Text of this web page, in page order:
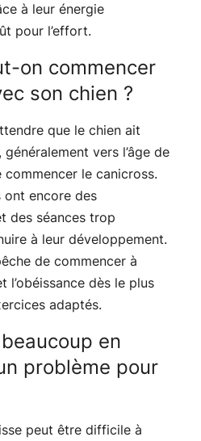
à leur énergie
pour l’effort.
on commencer
son chien ?
que le chien ait
vers l’âge de
commencer le canicross.
ont encore des
des séances trop
à leur développement.
de commencer à
l’obéissance dès le plus
adaptés.
en
problème pour
peut être difficile à